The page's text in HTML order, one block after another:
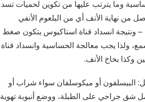
وما يترتب عليها من تكوين لحميات تسد
من نهاية الأنف أي من البلعوم الأنفي
ونتيجة انسداد قناة استاكيوس يتكون صغط
ولذا يجب معالجة الحساسية وانسداد قناة
وكذا بخاخ الأنف.
البيسلفون أو ميكوسلفان سواء شراب أو
عمل شق جراحي على الطبلة، ووضع أنبوبة تهوية